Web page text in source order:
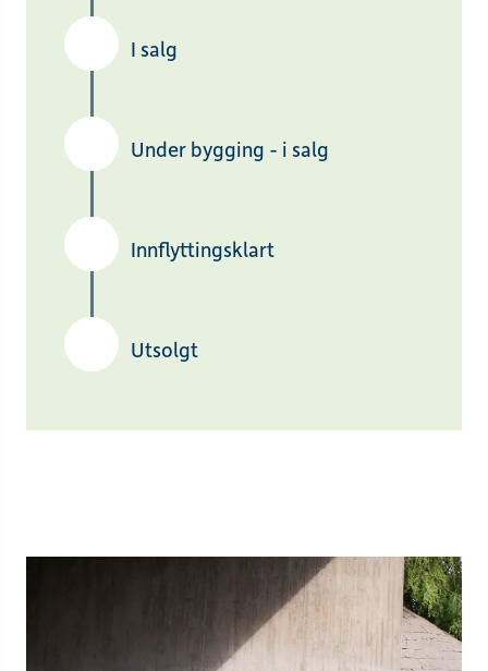
I salg
Under bygging - i salg
Innflyttingsklart
Utsolgt